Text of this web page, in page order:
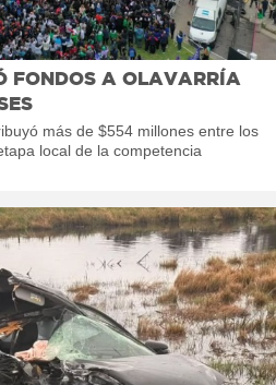
FONDOS A OLAVARRÍA
más de $554 millones entre los
local de la competencia